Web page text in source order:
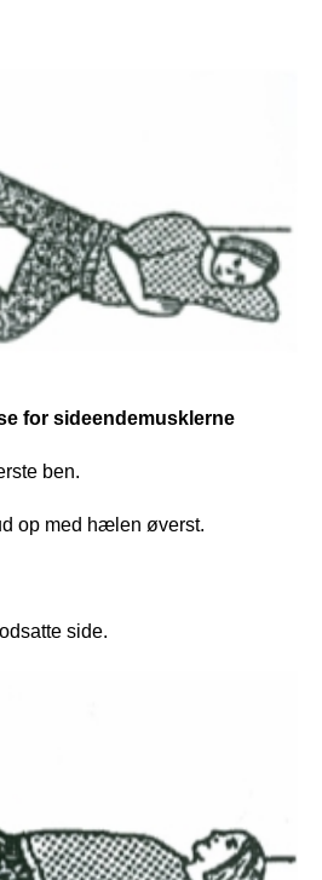
for sideendemusklerne
ben.
op med hælen øverst.
side.